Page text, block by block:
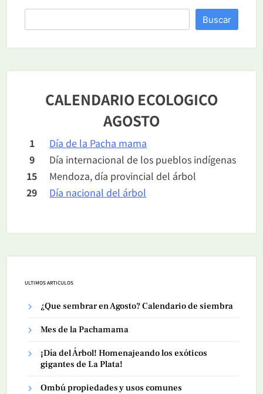
Buscar
CALENDARIO ECOLOGICO
AGOSTO
1
Día de la Pacha mama
9
Día internacional de los pueblos indígenas
15
Mendoza, día provincial del árbol
29
Día nacional del árbol
ULTIMOS ARTICULOS
¿Que sembrar en Agosto? Calendario de siembra
Mes de la Pachamama
¡Día del Árbol! Homenajeando los exóticos
gigantes de La Plata!
Ombú propiedades y usos comunes